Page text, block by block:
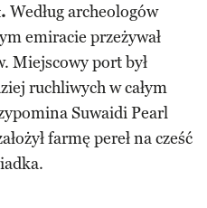
Według archeologów
emiracie przeżywał
Miejscowy port był
ruchliwych w całym
Suwaidi Pearl
farmę pereł na cześć